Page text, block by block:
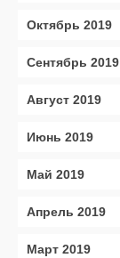
Октябрь 2019
Сентябрь 2019
Август 2019
Июнь 2019
Май 2019
Апрель 2019
Март 2019